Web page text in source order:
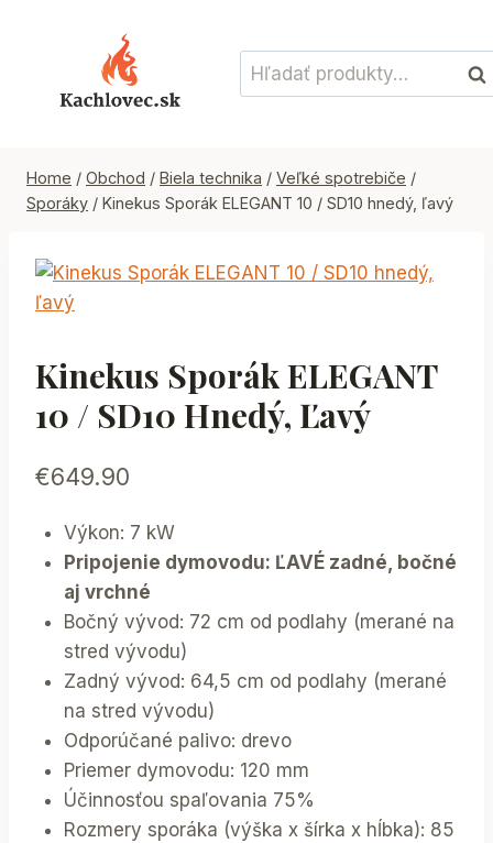
Hľadať:
Home / Obchod / Biela technika / Veľké spotrebiče /
Sporáky / Kinekus Sporák ELEGANT 10 / SD10 hnedý, ľavý
Kinekus Sporák ELEGANT
10 / SD10 Hnedý, Ľavý
€649.90
Výkon: 7 kW
Pripojenie dymovodu: ĽAVÉ zadné, bočné
aj vrchné
Bočný vývod: 72 cm od podlahy (merané na
stred vývodu)
Zadný vývod: 64,5 cm od podlahy (merané
na stred vývodu)
Odporúčané palivo: drevo
Priemer dymovodu: 120 mm
Účinnosťou spaľovania 75%
Rozmery sporáka (výška x šírka x hĺbka): 85